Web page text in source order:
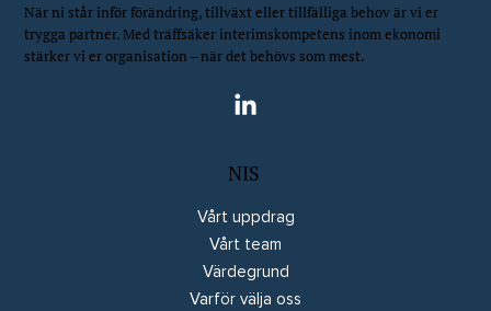
När ni står inför förändring, tillväxt eller tillfälliga behov är vi er
trygga partner. Med träffsäker interimskompetens inom ekonomi
stärker vi er organisation – när det behövs som mest.
NIS
Vårt uppdrag
Vårt team
Värdegrund
Varför välja oss